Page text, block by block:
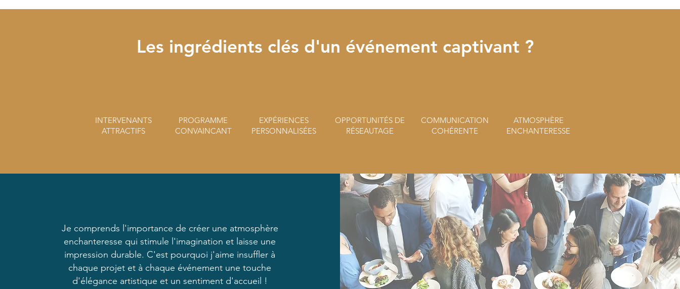
Les ingrédients clés d'un événement captivant ?
INTERVENANTS
ATTRACTIFS
PROGRAMME
CONVAINCANT
EXPÉRIENCES
PERSONNALISÉES
OPPORTUNITÉS DE
RÉSEAUTAGE
COMMUNICATION
COHÉRENTE
ATMOSPHÈRE
ENCHANTERESSE
Je comprends l'importance de créer une atmosphère
enchanteresse qui stimule l'imagination et laisse une
impression durable. C'est pourquoi j'aime insuffler à
chaque projet et à chaque événement une touche
d'élégance artistique et un sentiment d'accueil !